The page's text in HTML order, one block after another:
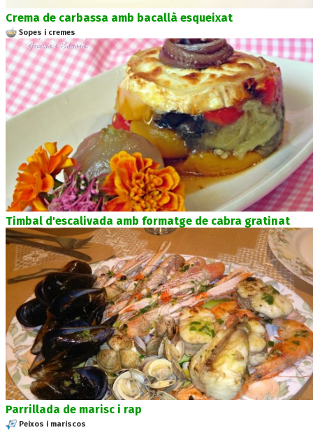
Crema de carbassa amb bacallà esqueixat
Sopes i cremes
Timbal d'escalivada amb formatge de cabra gratinat
Parrillada de marisc i rap
Peixos i mariscos